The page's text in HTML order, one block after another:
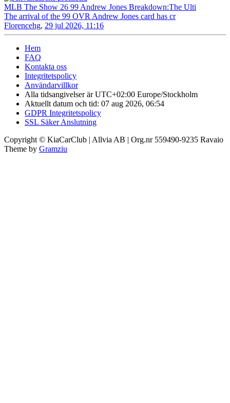
MLB The Show 26 99 Andrew Jones Breakdown:The Ulti
The arrival of the 99 OVR Andrew Jones card has cr
Florencehg, 29 jul 2026, 11:16
Hem
FAQ
Kontakta oss
Integritetspolicy
Användarvillkor
Alla tidsangivelser är UTC+02:00 Europe/Stockholm
Aktuellt datum och tid: 07 aug 2026, 06:54
GDPR Integritetspolicy
SSL Säker Anslutning
Copyright © KiaCarClub | Allvia AB | Org.nr 559490-9235 Ravaio
Theme by Gramziu